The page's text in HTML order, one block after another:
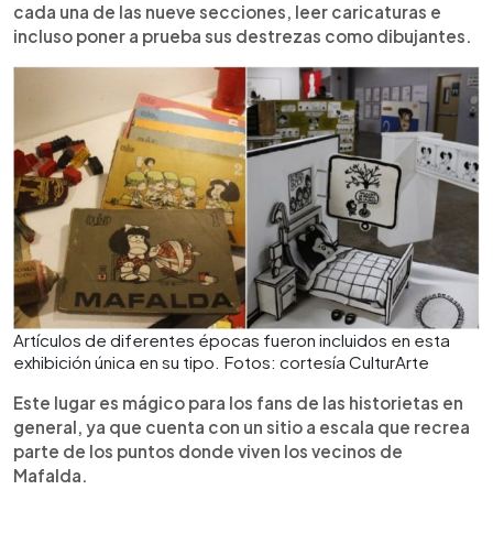
cada una de las nueve secciones, leer caricaturas e
incluso poner a prueba sus destrezas como dibujantes.
Artículos de diferentes épocas fueron incluidos en esta
exhibición única en su tipo. Fotos: cortesía CulturArte
Este lugar es mágico para los fans de las historietas en
general, ya que cuenta con un sitio a escala que recrea
parte de los puntos donde viven los vecinos de
Mafalda.